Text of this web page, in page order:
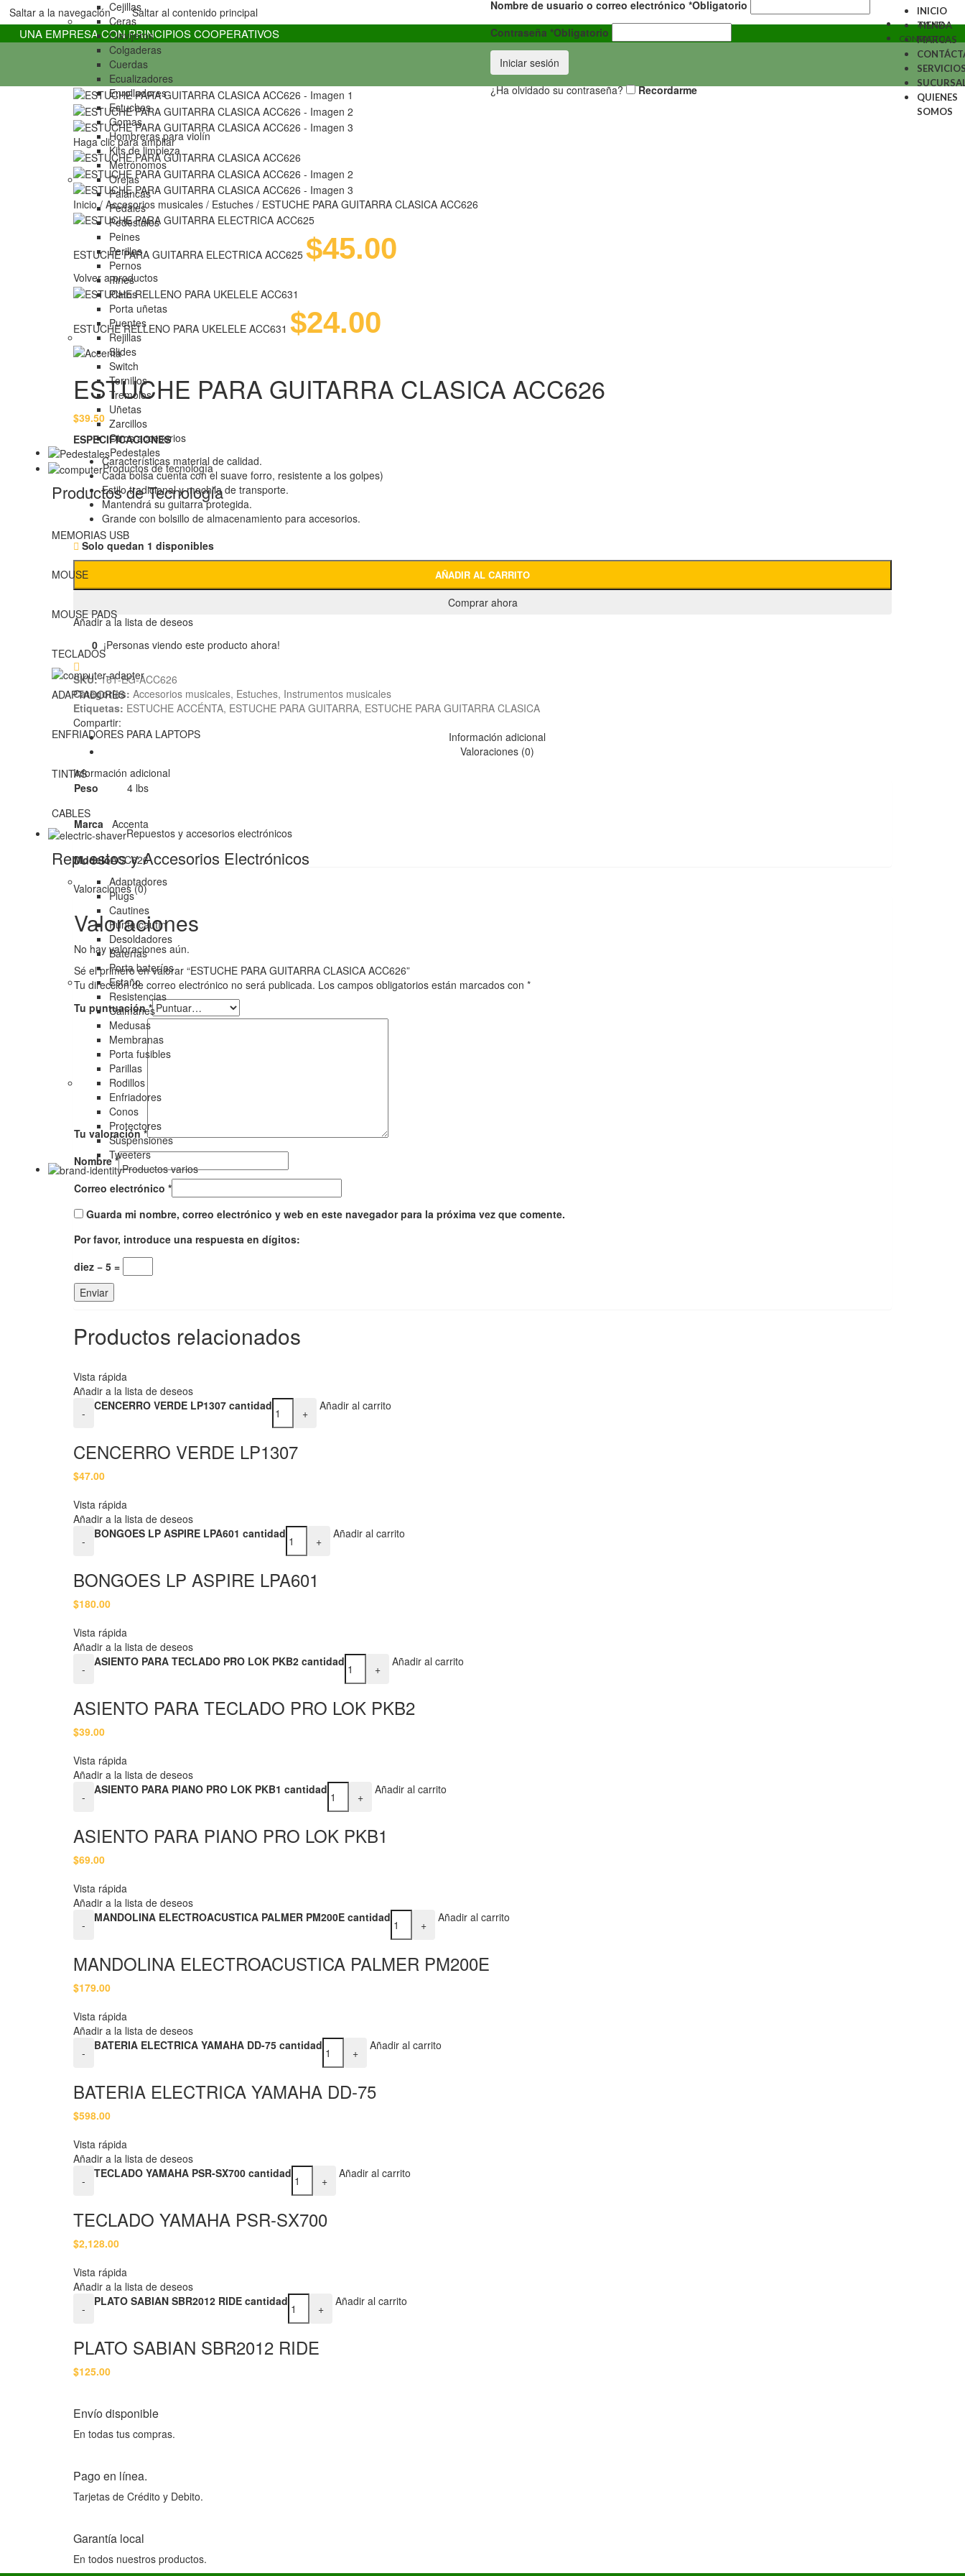
Saltar a la navegación Saltar al contenido principal
UNA EMPRESA CON PRINCIPIOS COOPERATIVOS
Nombre de usuario o correo electrónico *Obligatorio
Contraseña *Obligatorio
Iniciar sesión
¿Ha olvidado su contraseña?
Recordarme
AYUDA
CONTACTO
Cejillas
Ceras
Clavijeros
Colgaderas
Cuerdas
Ecualizadores
Enrolladores
Estuches
Gomas
Hombreras para violín
Kits de limpieza
Metrónomos
Orejas
Palancas
Pedales
Pedestales
Peines
Perillas
Pernos
Pines
Platos
Porta uñetas
Puentes
Rejillas
Slides
Switch
Tornillos
Tremolos
Uñetas
Zarcillos
Otros accesorios
Pedestales
Productos de tecnología
Productos de Tecnología
MEMORIAS USB
MOUSE
MOUSE PADS
TECLADOS
ADAPTADORES
ENFRIADORES PARA LAPTOPS
TINTAS
CABLES
Repuestos y accesorios electrónicos
Repuestos y Accesorios Electrónicos
Adaptadores
Plugs
Cautines
Punta cautín
Desoldadores
Baterías
Porta baterías
Estaño
Resistencias
Caimanes
Medusas
Membranas
Porta fusibles
Parillas
Rodillos
Enfriadores
Conos
Protectores
Suspensiones
Tweeters
Productos varios
INICIO
TIENDA
MARCAS
QUIENES
SOMOS
Haga clic para ampliar
Inicio/ Accesorios musicales / Estuches / ESTUCHE PARA GUITARRA CLASICA ACC626
ESTUCHE PARA GUITARRA ELECTRICA ACC625 $45.00
Volver a productos
ESTUCHE RELLENO PARA UKELELE ACC631 $24.00
ESTUCHE PARA GUITARRA CLASICA ACC626
$39.50
ESPECIFICACIONES
Características material de calidad.
Cada bolsa cuenta con el suave forro, resistente a los golpes)
Estilo tradicional y mochila de transporte.
Mantendrá su guitarra protegida.
Grande con bolsillo de almacenamiento para accesorios.
Solo quedan 1 disponibles
AÑADIR AL CARRITO
Comprar ahora
Añadir a la lista de deseos
0 ¡Personas viendo este producto ahora!
SKU:161-EG-ACC626
Categorías: Accesorios musicales, Estuches, Instrumentos musicales
Etiquetas: ESTUCHE ACCÉNTA, ESTUCHE PARA GUITARRA, ESTUCHE PARA GUITARRA CLASICA
Compartir:
Información adicional
Valoraciones (0)
Información adicional
Peso
4 lbs
Marca Accenta
ModeloACC626
Valoraciones (0)
Valoraciones
No hay valoraciones aún.
Sé el primero en valorar “ESTUCHE PARA GUITARRA CLASICA ACC626”
Tu dirección de correo electrónico no será publicada. Los campos obligatorios están marcados con *
Tu puntuación*
Tu valoración*
Nombre*
Correo electrónico *
Guarda mi nombre, correo electrónico y web en este navegador para la próxima vez que comente.
Por favor, introduce una respuesta en dígitos:
diez − 5 =
Productos relacionados
Vista rápida
Añadir a la lista de deseos
-
CENCERRO VERDE LP1307 cantidad
+
Añadir al carrito
CENCERRO VERDE LP1307
$47.00
Vista rápida
Añadir a la lista de deseos
-
BONGOES LP ASPIRE LPA601 cantidad
+
Añadir al carrito
BONGOES LP ASPIRE LPA601
$180.00
Vista rápida
Añadir a la lista de deseos
-
ASIENTO PARA TECLADO PRO LOK PKB2 cantidad
+
Añadir al carrito
ASIENTO PARA TECLADO PRO LOK PKB2
$39.00
Vista rápida
Añadir a la lista de deseos
-
ASIENTO PARA PIANO PRO LOK PKB1 cantidad
+
Añadir al carrito
ASIENTO PARA PIANO PRO LOK PKB1
$69.00
Vista rápida
Añadir a la lista de deseos
-
MANDOLINA ELECTROACUSTICA PALMER PM200E cantidad
+
Añadir al carrito
MANDOLINA ELECTROACUSTICA PALMER PM200E
$179.00
Vista rápida
Añadir a la lista de deseos
-
BATERIA ELECTRICA YAMAHA DD-75 cantidad
+
Añadir al carrito
BATERIA ELECTRICA YAMAHA DD-75
$598.00
Vista rápida
Añadir a la lista de deseos
-
TECLADO YAMAHA PSR-SX700 cantidad
+
Añadir al carrito
TECLADO YAMAHA PSR-SX700
$2,128.00
Vista rápida
Añadir a la lista de deseos
-
PLATO SABIAN SBR2012 RIDE cantidad
+
Añadir al carrito
PLATO SABIAN SBR2012 RIDE
$125.00
Envío disponible
En todas tus compras.
Pago en línea.
Tarjetas de Crédito y Debito.
Garantía local
En todos nuestros productos.